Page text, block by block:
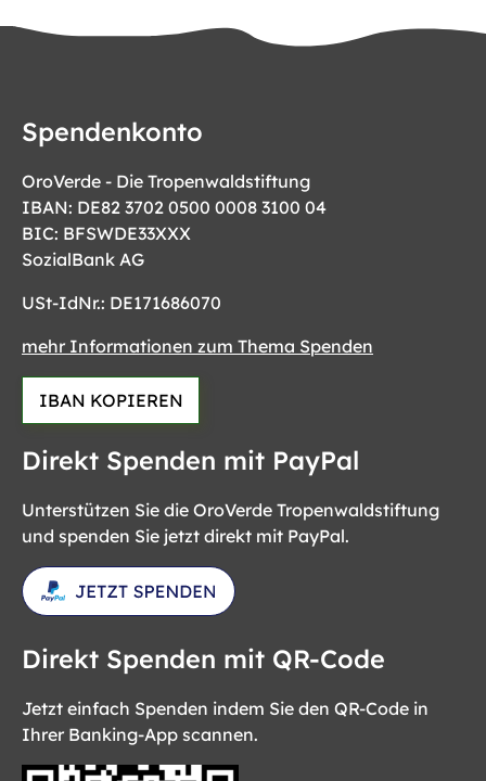
Spendenkonto
OroVerde - Die Tropenwaldstiftung
IBAN: DE82 3702 0500 0008 3100 04
BIC: BFSWDE33XXX
SozialBank AG
USt-IdNr.: DE171686070
mehr Informationen zum Thema Spenden
IBAN KOPIEREN
Direkt Spenden mit PayPal
Unterstützen Sie die OroVerde Tropenwaldstiftung
und spenden Sie jetzt direkt mit PayPal.
Direkt Spenden mit QR-Code
Jetzt einfach Spenden indem Sie den QR-Code in
Ihrer Banking-App scannen.